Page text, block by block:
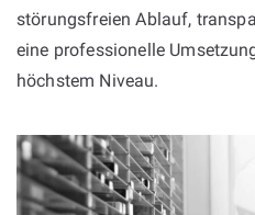
störungsfreien Ablauf,
eine professionelle
höchstem Niveau.